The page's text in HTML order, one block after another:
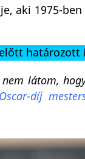
aki 1975-
látom,
díj